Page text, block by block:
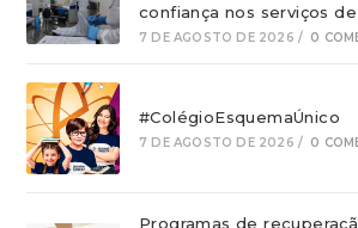
confiança nos serviços
7 DE AGOSTO DE 2026 / 0
#ColégioEsquemaÚnico
7 DE AGOSTO DE 2026 / 0
Programas de